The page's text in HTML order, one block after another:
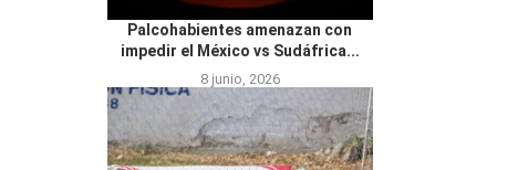
Palcohabientes amenazan con
impedir el México vs Sudáfrica...
8 junio, 2026